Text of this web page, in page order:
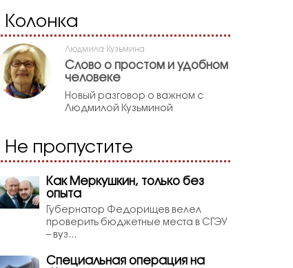
Колонка
Людмила Кузьмина
Слово о простом и удобном
человеке
Новый разговор о важном с
Людмилой Кузьминой
Не пропустите
Как Меркушкин, только без
опыта
Губернатор Федорищев велел
проверить бюджетные места в СГЭУ
– вуз...
Специальная операция на